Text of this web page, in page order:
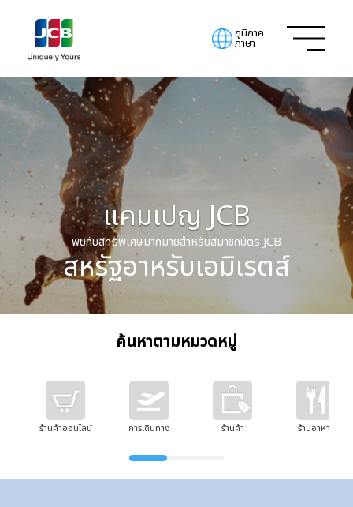
ภูมิภาค
ภาษา
แคมเปญ JCB
พบกับสิทธิพิเศษมากมายสำหรับสมาชิกบัตร JCB
สหรัฐอาหรับเอมิเรตส์
ค้นหาตามหมวดหมู่
ร้านค้าออนไลน์ การเดินทาง ร้านค้า ร้านอาหาร